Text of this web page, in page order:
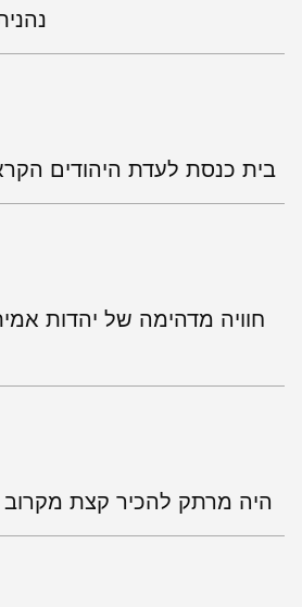
בית כנסת לעדת היהודים
חוויה מדהימה של יהדות
היה מרתק להכיר קצת